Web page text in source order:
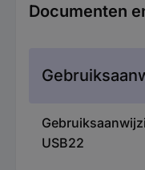
Documenten
USB22